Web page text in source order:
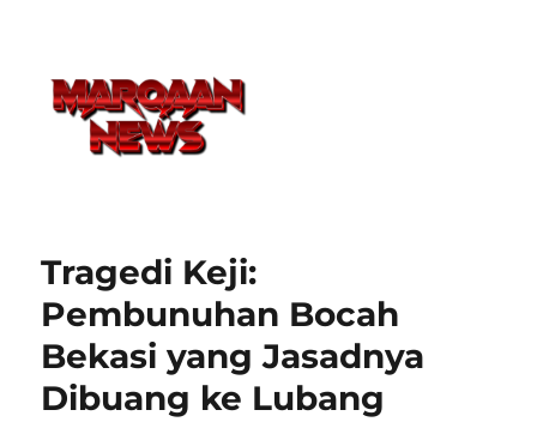
Tragedi Keji:
Pembunuhan Bocah
Bekasi yang Jasadnya
Dibuang ke Lubang